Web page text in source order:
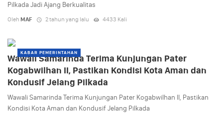
Pilkada Jadi Ajang Berkualitas
Oleh MAF 2 tahun yang lalu 4433 Kali
KABAR PEMERINTAHAN
Wawali Samarinda Terima Kunjungan Pater
Kogabwilhan II, Pastikan Kondisi Kota Aman dan
Kondusif Jelang Pilkada
Wawali Samarinda Terima Kunjungan Pater Kogabwilhan II, Pastikan
Kondisi Kota Aman dan Kondusif Jelang Pilkada